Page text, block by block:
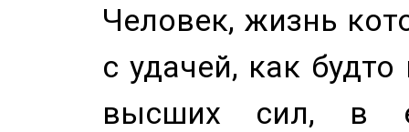
Человек, жизнь
с удачей, как
высших сил, в